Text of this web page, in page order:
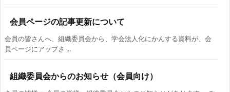
会員ページの記事更新について
会員の皆さんへ、組織委員会から、学会法人化にかんする資料が、会
員ページにアップさ ...
組織委員会からのお知らせ（会員向け）